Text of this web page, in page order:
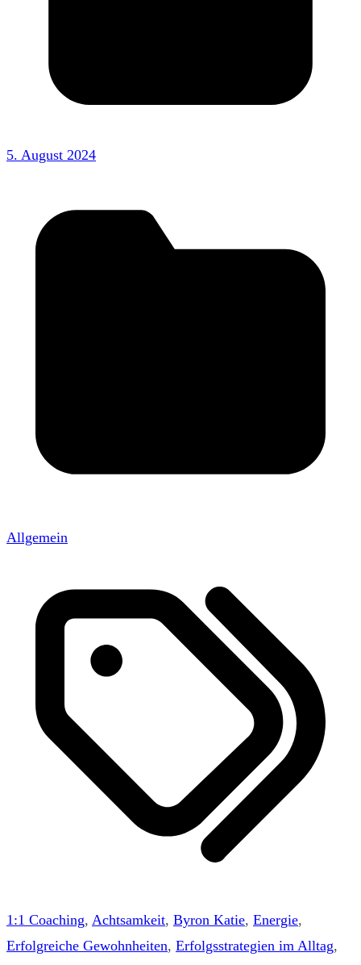
5. August 2024
Allgemein
1:1 Coaching, Achtsamkeit, Byron Katie, Energie,
Erfolgreiche Gewohnheiten, Erfolgsstrategien im Alltag,